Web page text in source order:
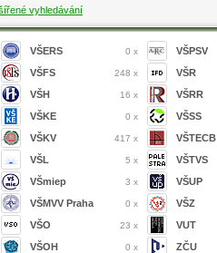
vyhledávání
VŠERS 0 x
VŠFS 248 x
VŠH 16 x
VŠKE 0 x
VŠKV 417 x
VŠL 5 x
VŠmiep 3 x
VŠMVV Praha 0 x
VŠO 23 x
VŠOH 0 x
VŠPSV
VŠR
VŠRR
VŠSS
VŠTECB
VŠTVS
VŠUP
VŠZ
VUT
ZČU